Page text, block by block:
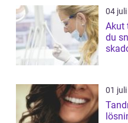
04
Akut
du
01